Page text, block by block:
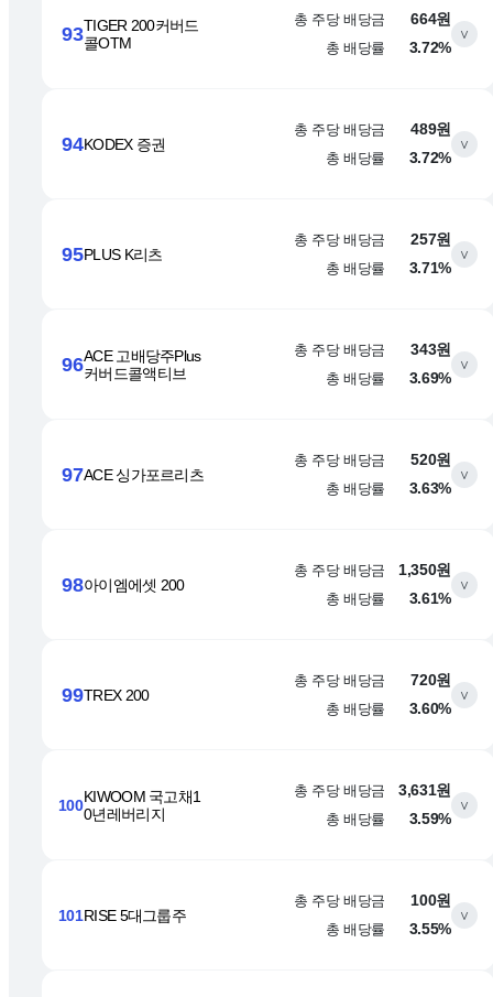
93TIGER 200커버드
콜OTM
총 주당 배당금
664원
총 배당률
3.72%
∨
94KODEX 증권
총 주당 배당금
489원
총 배당률
3.72%
∨
95PLUS K리츠
총 주당 배당금
257원
총 배당률
3.71%
∨
96ACE 고배당주Plus
커버드콜액티브
총 주당 배당금
343원
총 배당률
3.69%
∨
97ACE 싱가포르리츠
총 주당 배당금
520원
총 배당률
3.63%
∨
98아이엠에셋 200
총 주당 배당금
1,350원
총 배당률
3.61%
∨
99TREX 200
총 주당 배당금
720원
총 배당률
3.60%
∨
100KIWOOM 국고채1
0년레버리지
총 주당 배당금
3,631원
총 배당률
3.59%
∨
101RISE 5대그룹주
총 주당 배당금
100원
총 배당률
3.55%
∨